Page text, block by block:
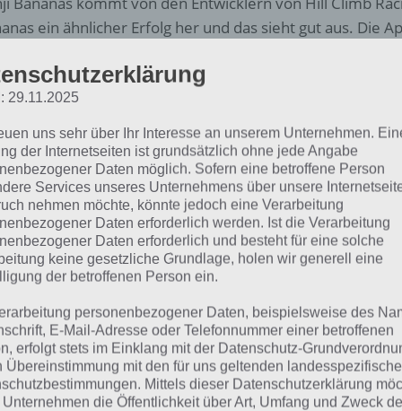
ein ähnlicher Erfolg her und das sieht gut aus. Die
1 Million Downloads erreichen. Auch bei Benji Bananas
Spiel, bei der ihr so weit kommen müsst wie möglich.
durch den Urwald über Seen und weitere Szenerien. In
Bananen und die Premium Währung Chilies ein.
Bananas zeichnet sich vor allem durch seinen tollen
Tempelruinen, Wasserfälle und einen Dschungel.
einfach ist, wird es schon einige Level spter immer
als Lianen, die natürlich sofort abfallen.
Gefahren. Mutet Benji Bananas also zunächst
dass man ohne die passenden Upgrades nicht
könnt ihr in Benji Bananas auch Kleidung
nach Wunsch zu stylen, bspw. mit einem Ninja Kostüm
kann man im Shop von Benji Bananas kaufen, doch
und Tricks gleich mehr.
29.11.2025
uns sehr über Ihr Interesse an unserem Unternehmen.
der Internetseiten ist grundsätzlich ohne jede Angabe
Daten möglich. Sofern eine betroffene Person
Services unseres Unternehmens über unsere
nehmen möchte, könnte jedoch eine Verarbeitung
Daten erforderlich werden. Ist die Verarbeitung
Daten erforderlich und besteht für eine solche
keine gesetzliche Grundlage, holen wir generell eine
der betroffenen Person ein.
personenbezogener Daten, beispielsweise des
E-Mail-Adresse oder Telefonnummer einer betroffenen
erfolgt stets im Einklang mit der Datenschutz-
Übereinstimmung mit den für uns geltenden
Mittels dieser Datenschutzerklärung
Unternehmen die Öffentlichkeit über Art, Umfang und Zweck